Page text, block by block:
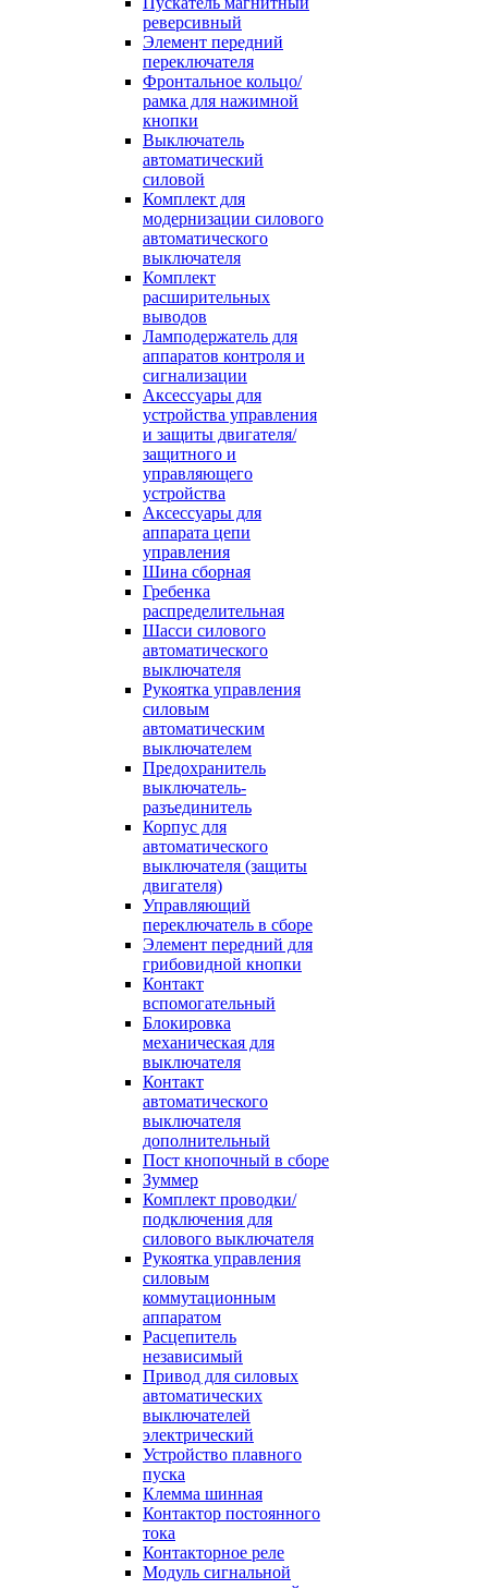
реверсивный
Элемент передний
переключателя
Фронтальное кольцо/
рамка для нажимной
кнопки
Выключатель
автоматический
силовой
Комплект для
модернизации силового
автоматического
выключателя
Комплект
расширительных
выводов
Ламподержатель для
аппаратов контроля и
сигнализации
Аксессуары для
устройства управления
и защиты двигателя/
защитного и
управляющего
устройства
Аксессуары для
аппарата цепи
управления
Шина сборная
Гребенка
распределительная
Шасси силового
автоматического
выключателя
Рукоятка управления
силовым
автоматическим
выключателем
Предохранитель
выключатель-
разъединитель
Корпус для
автоматического
выключателя (защиты
двигателя)
Управляющий
переключатель в сборе
Элемент передний для
грибовидной кнопки
Контакт
вспомогательный
Блокировка
механическая для
выключателя
Контакт
автоматического
выключателя
дополнительный
Пост кнопочный в сборе
Зуммер
Комплект проводки/
подключения для
силового выключателя
Рукоятка управления
силовым
коммутационным
аппаратом
Расцепитель
независимый
Привод для силовых
автоматических
выключателей
электрический
Устройство плавного
пуска
Клемма шинная
Контактор постоянного
тока
Контакторное реле
Модуль сигнальной